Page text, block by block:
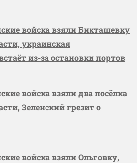
войска взяли Бикташевку
украинская
из-за остановки портов
войска взяли два посёлка
Зеленский грезит о
войска взяли Ольговку,